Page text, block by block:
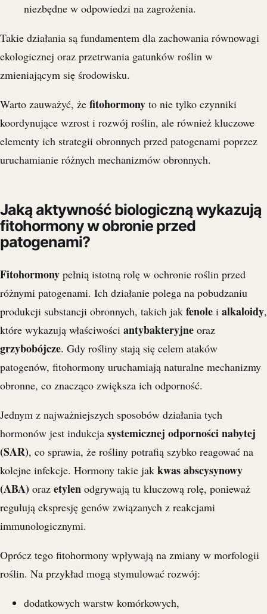
niezbędne w odpowiedzi na zagrożenia.
Takie działania są fundamentem dla zachowania równowagi
ekologicznej oraz przetrwania gatunków roślin w
zmieniającym się środowisku.
Warto zauważyć, że fitohormony to nie tylko czynniki
koordynujące wzrost i rozwój roślin, ale również kluczowe
elementy ich strategii obronnych przed patogenami poprzez
uruchamianie różnych mechanizmów obronnych.
Jaką aktywność biologiczną wykazują
fitohormony w obronie przed
patogenami?
Fitohormony pełnią istotną rolę w ochronie roślin przed
różnymi patogenami. Ich działanie polega na pobudzaniu
produkcji substancji obronnych, takich jak fenole i alkaloidy,
które wykazują właściwości antybakteryjne oraz
grzybobójcze. Gdy rośliny stają się celem ataków
patogenów, fitohormony uruchamiają naturalne mechanizmy
obronne, co znacząco zwiększa ich odporność.
Jednym z najważniejszych sposobów działania tych
hormonów jest indukcja systemicznej odporności nabytej
(SAR), co sprawia, że rośliny potrafią szybko reagować na
kolejne infekcje. Hormony takie jak kwas abscysynowy
(ABA) oraz etylen odgrywają tu kluczową rolę, ponieważ
regulują ekspresję genów związanych z reakcjami
immunologicznymi.
Oprócz tego fitohormony wpływają na zmiany w morfologii
roślin. Na przykład mogą stymulować rozwój:
dodatkowych warstw komórkowych,